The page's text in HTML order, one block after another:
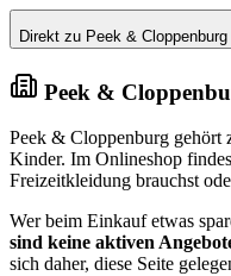
Direkt zu Peek & Cloppenburg
Peek &
Peek & Cloppenburg gehört
Kinder. Im Onlineshop
Freizeitkleidung brauchst
Wer beim Einkauf etwas
sind keine aktiven
sich daher, diese Seite